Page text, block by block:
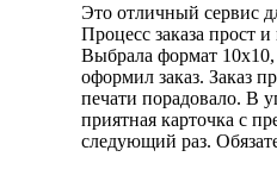
Это отличный сервис
Процесс заказа прост
Выбрала формат 10х10,
оформил заказ. Заказ
печати порадовало. В
приятная карточка с
следующий раз.